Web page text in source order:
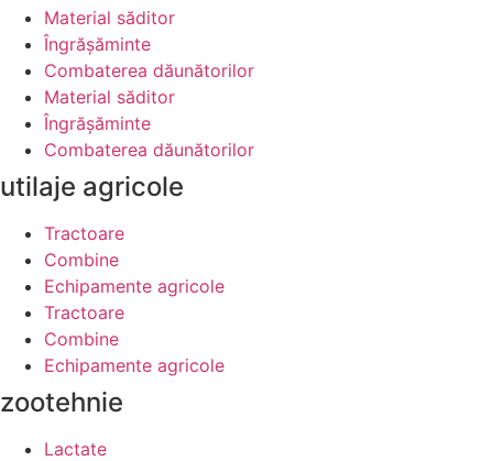
Material săditor
Îngrășăminte
Combaterea dăunătorilor
Material săditor
Îngrășăminte
Combaterea dăunătorilor
utilaje agricole
Tractoare
Combine
Echipamente agricole
Tractoare
Combine
Echipamente agricole
zootehnie
Lactate